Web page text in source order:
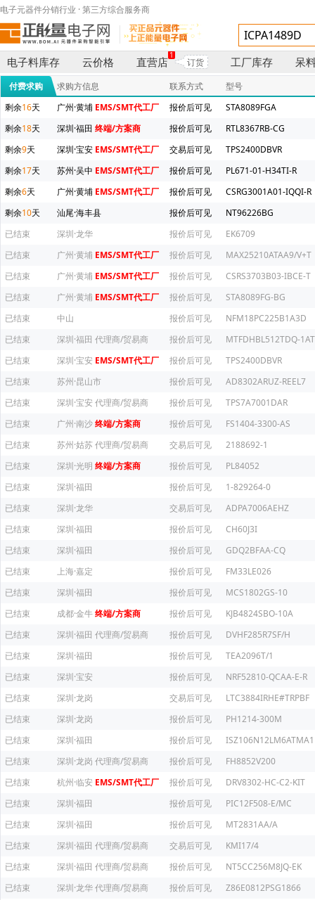
电子元器件分销行业 · 第三方综合服务商
电子料库存 云价格 直营店
1
订货 工厂库存 呆
付费求购 求购方信息 联系方式
型号
剩余16天 广州·黄埔 EMS/SMT代工厂 报价后可见
STA8089FGA
剩余18天 深圳·福田 终端/方案商 报价后可见
RTL8367RB-CG
剩余9天 深圳·宝安 EMS/SMT代工厂 交易后可见
TPS2400DBVR
剩余17天 苏州·吴中 EMS/SMT代工厂 报价后可见
PL671-01-H34TI-R
剩余6天 广州·黄埔 EMS/SMT代工厂 报价后可见
CSRG3001A01-IQQI-R
剩余10天 汕尾·海丰县 报价后可见
NT96226BG
已结束
深圳·龙华 报价后可见
EK6709
已结束
广州·黄埔 EMS/SMT代工厂 报价后可见
MAX25210ATAA9/V+T
已结束
广州·黄埔 EMS/SMT代工厂 报价后可见
CSRS3703B03-IBCE-T
已结束
广州·黄埔 EMS/SMT代工厂 报价后可见
STA8089FG-BG
已结束
中山 报价后可见
NFM18PC225B1A3D
已结束
深圳·福田 代理商/贸易商 报价后可见
MTFDHBL512TDQ-
已结束
深圳·宝安 EMS/SMT代工厂 报价后可见
TPS2400DBVR
已结束
苏州·昆山市 报价后可见
AD8302ARUZ-REEL7
已结束
深圳·宝安 代理商/贸易商 报价后可见
TPS7A7001DAR
已结束
广州·南沙终端/方案商 报价后可见
FS1404-3300-AS
已结束
苏州·姑苏代理商/贸易商 交易后可见
2188692-1
已结束
深圳·光明 终端/方案商 报价后可见
PL84052
已结束
深圳·福田 报价后可见
1-829264-0
已结束
深圳·龙华 交易后可见
ADPA7006AEHZ
已结束
深圳·福田 报价后可见
CH60J3I
已结束
深圳·福田 报价后可见
GDQ2BFAA-CQ
已结束
上海·嘉定 报价后可见
FM33LE026
已结束
深圳·福田 报价后可见
MCS1802GS-10
已结束
成都·金牛终端/方案商 报价后可见
KJB4824SBO-10A
已结束
深圳·福田 代理商/贸易商 报价后可见
DVHF285R7SF/H
已结束
深圳·福田 报价后可见
TEA2096T/1
已结束
深圳·宝安 报价后可见
NRF52810-QCAA-E-R
已结束
深圳·龙岗 交易后可见
LTC3884IRHE#TRPBF
已结束
深圳·龙岗 报价后可见
PH1214-300M
已结束
深圳·福田 报价后可见
ISZ106N12LM6ATMA1
已结束
深圳·龙岗 代理商/贸易商 报价后可见
FH8852V200
已结束
杭州·临安 EMS/SMT代工厂 报价后可见
DRV8302-HC-C2-KIT
已结束
深圳·福田 报价后可见
PIC12F508-E/MC
已结束
深圳·福田 报价后可见
MT2831AA/A
已结束
深圳·福田 代理商/贸易商 交易后可见
KMI17/4
已结束
深圳·福田 代理商/贸易商 报价后可见
NT5CC256M8JQ-EK
已结束
深圳·龙华代理商/贸易商 报价后可见
Z86E0812PSG1866